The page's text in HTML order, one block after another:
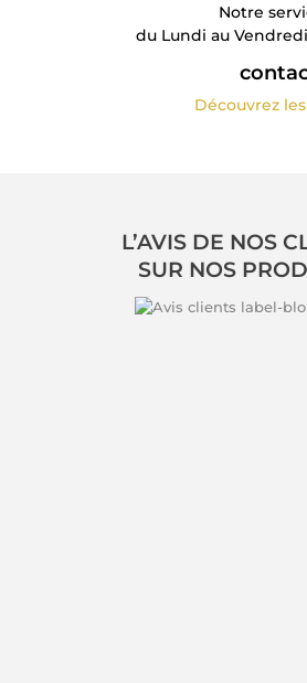
Notre
du Lundi au
Découvrez
L’AVIS DE NOS
SUR NOS